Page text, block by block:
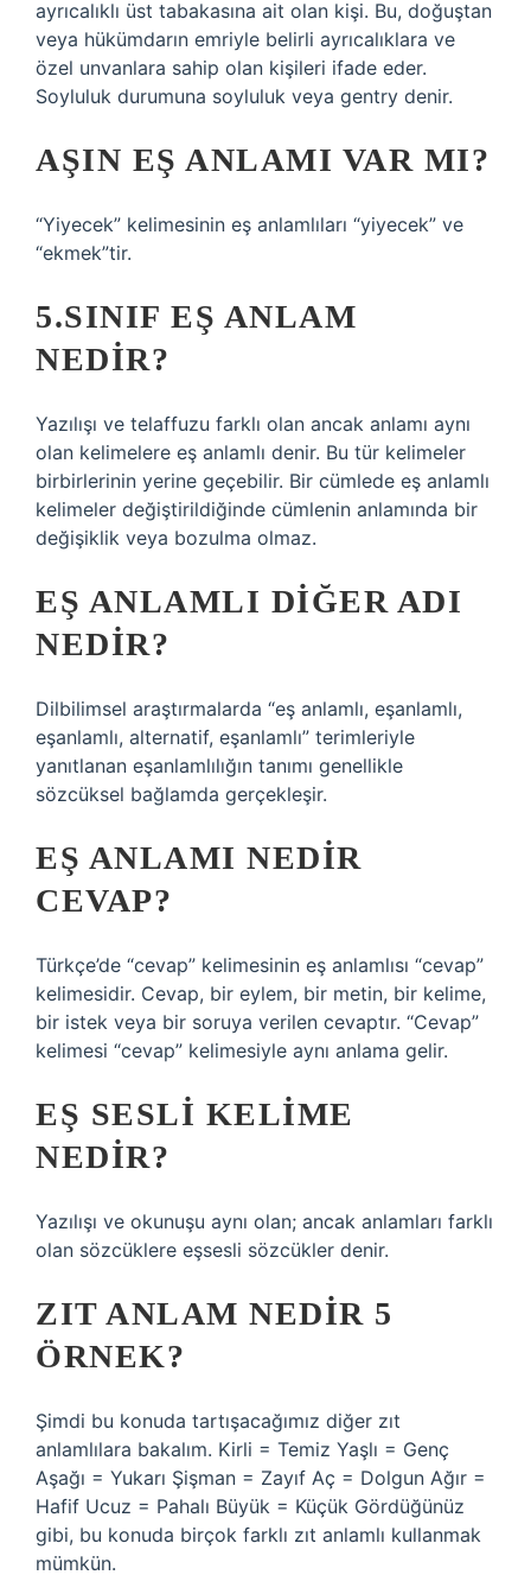
ayrıcalıklı üst tabakasına ait olan kişi. Bu, doğuştan
veya hükümdarın emriyle belirli ayrıcalıklara ve
özel unvanlara sahip olan kişileri ifade eder.
Soyluluk durumuna soyluluk veya gentry denir.
AŞIN EŞ ANLAMI VAR MI?
“Yiyecek” kelimesinin eş anlamlıları “yiyecek” ve
“ekmek”tir.
5.SINIF EŞ ANLAM
NEDIR?
Yazılışı ve telaffuzu farklı olan ancak anlamı aynı
olan kelimelere eş anlamlı denir. Bu tür kelimeler
birbirlerinin yerine geçebilir. Bir cümlede eş anlamlı
kelimeler değiştirildiğinde cümlenin anlamında bir
değişiklik veya bozulma olmaz.
EŞ ANLAMLI DIĞER ADI
NEDIR?
Dilbilimsel araştırmalarda “eş anlamlı, eşanlamlı,
eşanlamlı, alternatif, eşanlamlı” terimleriyle
yanıtlanan eşanlamlılığın tanımı genellikle
sözcüksel bağlamda gerçekleşir.
EŞ ANLAMI NEDIR
CEVAP?
Türkçe’de “cevap” kelimesinin eş anlamlısı “cevap”
kelimesidir. Cevap, bir eylem, bir metin, bir kelime,
bir istek veya bir soruya verilen cevaptır. “Cevap”
kelimesi “cevap” kelimesiyle aynı anlama gelir.
EŞ SESLI KELIME
NEDIR?
Yazılışı ve okunuşu aynı olan; ancak anlamları farklı
olan sözcüklere eşsesli sözcükler denir.
ZIT ANLAM NEDIR 5
ÖRNEK?
Şimdi bu konuda tartışacağımız diğer zıt
anlamlılara bakalım. Kirli = Temiz Yaşlı = Genç
Aşağı = Yukarı Şişman = Zayıf Aç = Dolgun Ağır =
Hafif Ucuz = Pahalı Büyük = Küçük Gördüğünüz
gibi, bu konuda birçok farklı zıt anlamlı kullanmak
mümkün.